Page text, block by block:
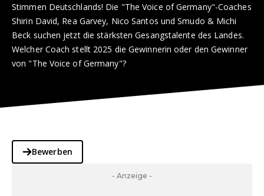
Stimmen Deutschlands! Die "The Voice of Germany"-Coaches
Shirin David, Rea Garvey, Nico Santos und Smudo & Michi
Beck suchen jetzt die stärksten Gesangstalente des Landes.
Welcher Coach stellt 2025 die Gewinnerin oder den Gewinner
von "The Voice of Germany"?
Bewerben
- Anzeige -